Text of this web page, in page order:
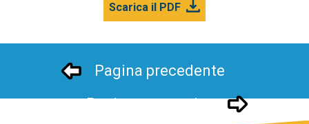
Scarica il PDF
Pagina precedente
Pagina successivo